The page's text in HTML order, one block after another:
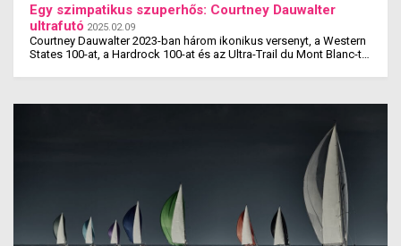
Egy szimpatikus szuperhős: Courtney Dauwalter
ultrafutó 2025.02.09
Courtney Dauwalter 2023-ban három ikonikus versenyt, a Western
States 100-at, a Hardrock 100-at és az Ultra-Trail du Mont Blanc-t